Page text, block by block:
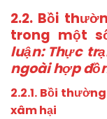
2.2. Bồi
trong một
luận: Thực
ngoài hợp
2.2.1. Bồi
xâm hại